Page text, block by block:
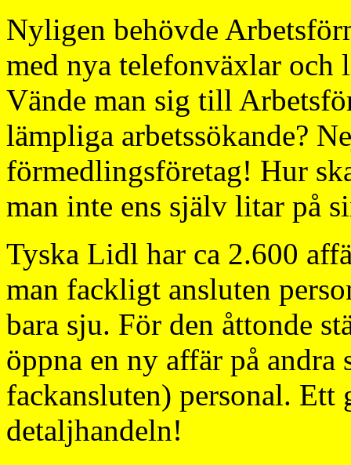
Nyligen behövde
med nya telefonväxlar och
Vände man sig till
lämpliga arbetssökande?
förmedlingsföretag! Hur
man inte ens själv litar på
Tyska Lidl har ca 2.600
man fackligt ansluten
bara sju. För den åttonde
öppna en ny affär på
fackansluten) personal. Ett
detaljhandeln!